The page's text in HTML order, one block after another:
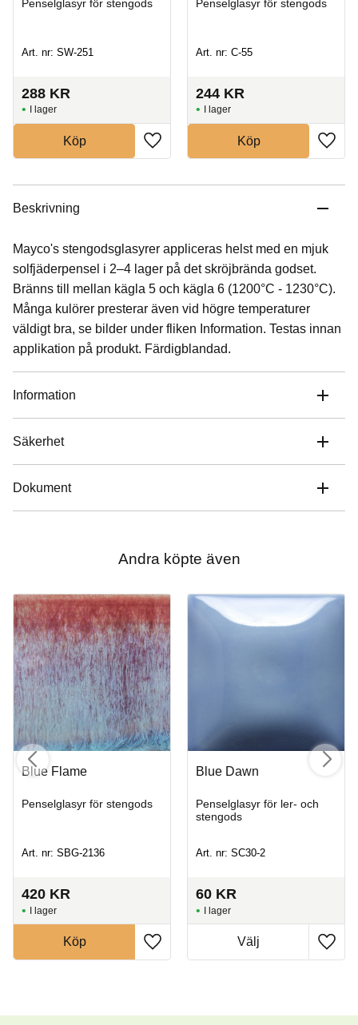
Penselglasyr för stengods
Art. nr: SW-251
288 KR
I lager
Köp
Penselglasyr för stengods
Art. nr: C-55
244 KR
I lager
Köp
Beskrivning
Mayco's stengodsglasyrer appliceras helst med en mjuk
solfjäderpensel i 2–4 lager på det skröjbrända godset.
Bränns till mellan kägla 5 och kägla 6 (1200°C - 1230°C).
Många kulörer presterar även vid högre temperaturer
väldigt bra, se bilder under fliken Information. Testas innan
applikation på produkt. Färdigblandad.
Information
Säkerhet
Dokument
Andra köpte även
Blue Flame
Penselglasyr för stengods
Art. nr: SBG-2136
420 KR
I lager
Köp
Blue Dawn
Penselglasyr för ler- och
stengods
Art. nr: SC30-2
60 KR
I lager